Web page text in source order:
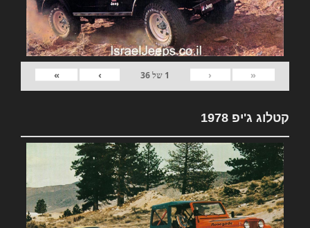
«
‹
1 של36
›
»
קטלוג ג'יפ 1978